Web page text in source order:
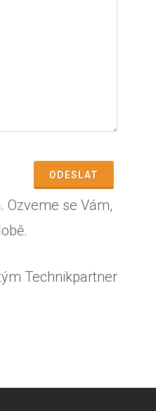
ODESLAT
Ozveme se Vám,
Technikpartner